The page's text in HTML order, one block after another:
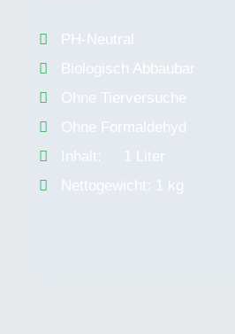
PH-Neutral
Biologisch Abbaubar
Ohne Tierversuche
Ohne Formaldehyd
Inhalt: 1 Liter
Nettogewicht: 1 kg